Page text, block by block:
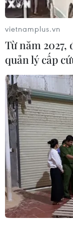
Đồng hành
sớm đẩy lùi
18/09/2021 04:28
Sáng 18/9, Ủy
động, tiếp nhận
thành phố đã
do các tổ các tổ
vietnamplus.vn
Từ năm 2027,
quản lý cấp